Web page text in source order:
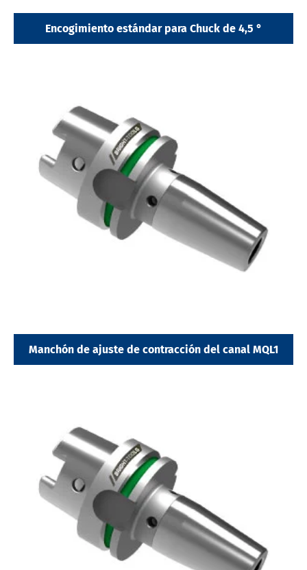
Encogimiento estándar para Chuck de 4,5 °
Manchón de ajuste de contracción del canal MQL1